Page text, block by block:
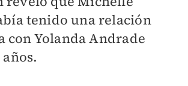
tenido una relación
con Yolanda Andrade